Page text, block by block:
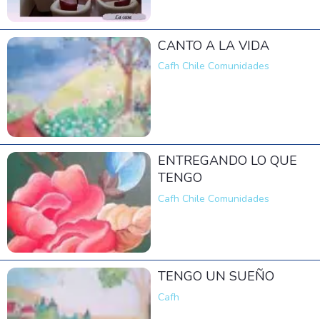
CANTO A LA VIDA
Cafh Chile Comunidades
ENTREGANDO LO QUE
TENGO
Cafh Chile Comunidades
TENGO UN SUEÑO
Cafh